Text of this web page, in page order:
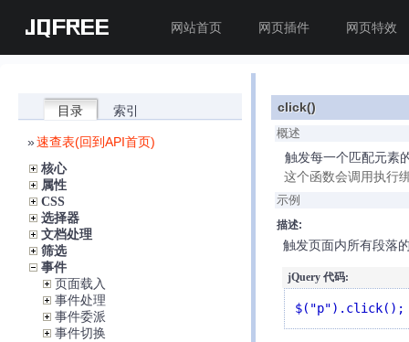
JQFREE 网站首页 网页插件 网页特效
click()
概述
触发每一个匹配元素
这个函数会调用执行
示例
描述:
触发页面内所有段落
jQuery 代码:
$("p").click();
目录 索引
»速查表(回到API首页)
核心
属性
CSS
选择器
文档处理
筛选
事件
页面载入
事件处理
事件委派
事件切换